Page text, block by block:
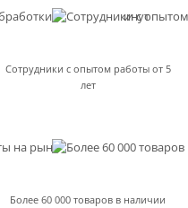
Сотрудники с опытом работы от 5
лет
Более 60 000 товаров в наличии